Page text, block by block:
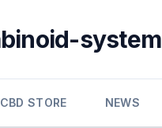
system
CBD STORE NEWS